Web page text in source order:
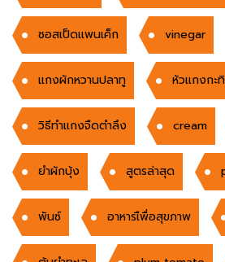
ซอสเป็ดแพนเค็ก vinegar
แกงผักหวานปลาทู หัวแกงกะ
วิธีทำแกงจืดตำลึง cream
ยําผักบุ้ง สูตรล่าสุด
พันซ์ อาหารเืพื่อสุขภาพ